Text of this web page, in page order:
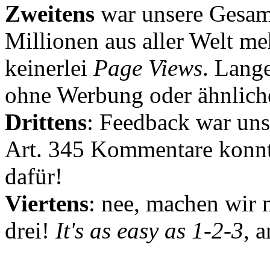
Zweitens war unsere
Millionen aus aller Welt
keinerlei Page Views.
ohne Werbung oder
Drittens: Feedback war
Art. 345 Kommentare
dafür!
Viertens: nee, machen wir
drei! It's as easy as 1-2-3,